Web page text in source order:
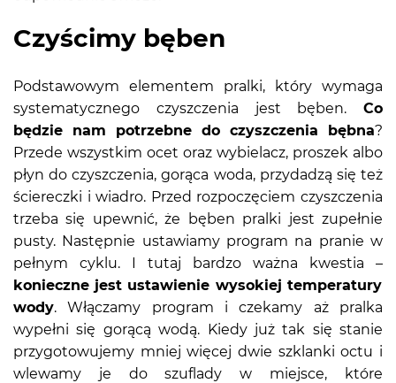
Czyścimy bęben
Podstawowym elementem pralki, który wymaga
systematycznego czyszczenia jest bęben. Co
będzie nam potrzebne do czyszczenia bębna?
Przede wszystkim ocet oraz wybielacz, proszek albo
płyn do czyszczenia, gorąca woda, przydadzą się też
ściereczki i wiadro. Przed rozpoczęciem czyszczenia
trzeba się upewnić, że bęben pralki jest zupełnie
pusty. Następnie ustawiamy program na pranie w
pełnym cyklu. I tutaj bardzo ważna kwestia –
konieczne jest ustawienie wysokiej temperatury
wody. Włączamy program i czekamy aż pralka
wypełni się gorącą wodą. Kiedy już tak się stanie
przygotowujemy mniej więcej dwie szklanki octu i
wlewamy je do szuflady w miejsce, które